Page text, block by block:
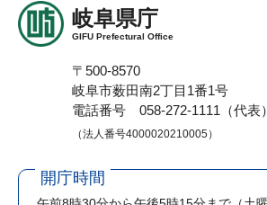
岐阜県庁
GIFU Prefectural Office
〒500-8570
岐阜市薮田南2丁目1番1号
電話番号 058-272-1111（代表）
（法人番号4000020210005）
開庁時間